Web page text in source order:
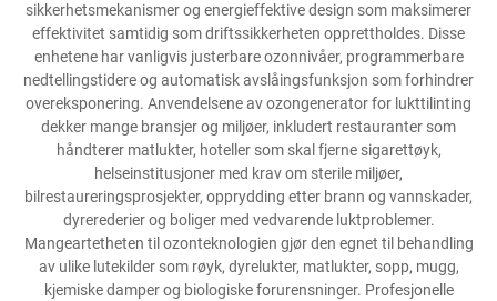
sikkerhetsmekanismer og energieffektive design som maksimerer
effektivitet samtidig som driftssikkerheten opprettholdes. Disse
enhetene har vanligvis justerbare ozonnivåer, programmerbare
nedtellingstidere og automatisk avslåingsfunksjon som forhindrer
overeksponering. Anvendelsene av ozongenerator for lukttilinting
dekker mange bransjer og miljøer, inkludert restauranter som
håndterer matlukter, hoteller som skal fjerne sigarettøyk,
helseinstitusjoner med krav om sterile miljøer,
bilrestaureringsprosjekter, opprydding etter brann og vannskader,
dyrerederier og boliger med vedvarende luktproblemer.
Mangeartetheten til ozonteknologien gjør den egnet til behandling
av ulike lutekilder som røyk, dyrelukter, matlukter, sopp, mugg,
kjemiske damper og biologiske forurensninger. Profesjonelle